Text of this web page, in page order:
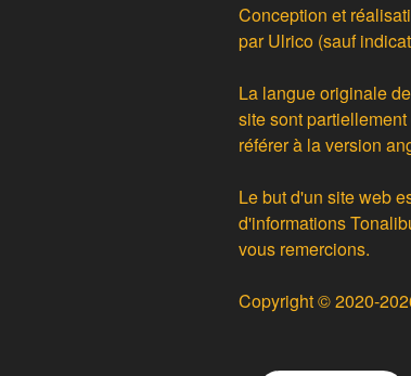
Conception et
parUlrico (sauf
La langue originale
site sont
référer à la version
Le but d'un site web
d'informations
vous remercions.
Copyright © 2020-